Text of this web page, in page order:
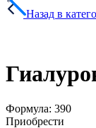
Назад в
Формула: 390
Приобрести